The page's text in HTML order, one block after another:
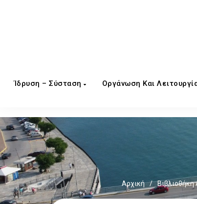
Ίδρυση – Σύσταση Οργάνωση Και
Αρχική / Βιβλιοθήκη